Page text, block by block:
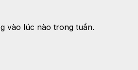
vào lúc nào trong tuần.